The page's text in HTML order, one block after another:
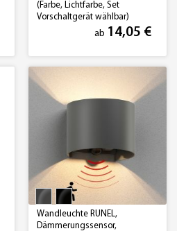
(Farbe, Lichtfarbe, Set
Vorschaltgerät wählbar)
ab 14,05 €
Wandleuchte RUNEL,
Dämmerungssensor,